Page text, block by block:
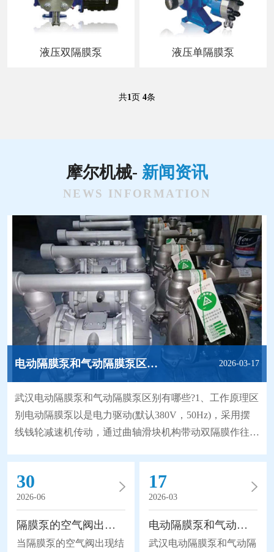
液压双隔膜泵 液压单隔膜泵
共1页 4条
摩尔机械- 新闻资讯
NEWS INFORMATION
电动隔膜泵和气动隔膜泵区别有哪些? 2026-03-17
武汉电动隔膜泵和气动隔膜泵区别有哪些?1、工作原理区
别电动隔膜泵以是电力驱动(默认380V，50Hz)，采用摆
线钱轮减速机传动，通过曲轴滑块机构带动双隔膜作往复
展，大大地延长隔膜的使用寿命，因此被越来越广泛地替
代部分离心泵、螺杆泵来应用于石化、陶瓷、冶金等行
业。气动隔膜泵是以压缩空气为动力(压缩空气
30
2026-06
隔膜泵的空气阀出现结冰怎么办？
当隔膜泵的空气阀出现结
17
2026-03
电动隔膜泵和气动隔膜泵区别有哪些?
武汉电动隔膜泵和气动隔